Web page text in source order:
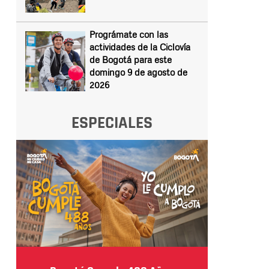
Prográmate con las
actividades de la Ciclovía
de Bogotá para este
domingo 9 de agosto de
2026
ESPECIALES